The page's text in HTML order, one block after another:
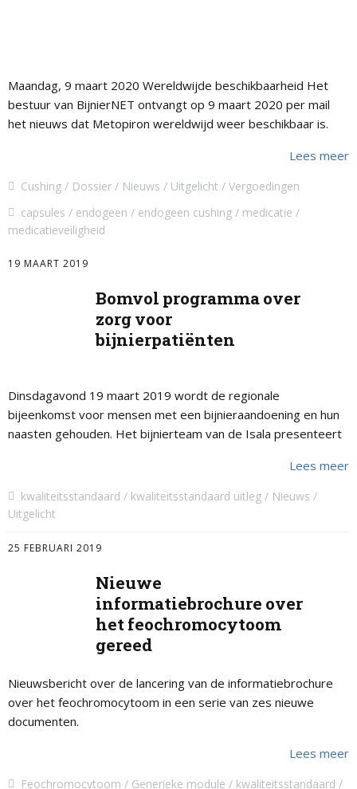
Maandag, 9 maart 2020 Wereldwijde beschikbaarheid Het
bestuur van BijnierNET ontvangt op 9 maart 2020 per mail
het nieuws dat Metopiron wereldwijd weer beschikbaar is.
Lees meer
Cushing Dossier Nieuws Uitgelicht
Vergoedingen
capsules
endogeen endogeen cushing
medicatie
medicatieveiligheid
19 MAART 2019
Bomvol programma over
zorg voor
bijnierpatiënten
Dinsdagavond 19 maart 2019 wordt de regionale
bijeenkomst voor mensen met een bijnieraandoening en hun
naasten gehouden. Het bijnierteam van de Isala presenteert
Lees meer
kwaliteitsstandaard kwaliteitsstandaard uitleg
Nieuws
Uitgelicht
25 FEBRUARI 2019
Nieuwe
informatiebrochure over
het feochromocytoom
gereed
Nieuwsbericht over de lancering van de informatiebrochure
over het feochromocytoom in een serie van zes nieuwe
documenten.
Lees meer
Feochromocytoom Generieke module kwaliteitsstandaard